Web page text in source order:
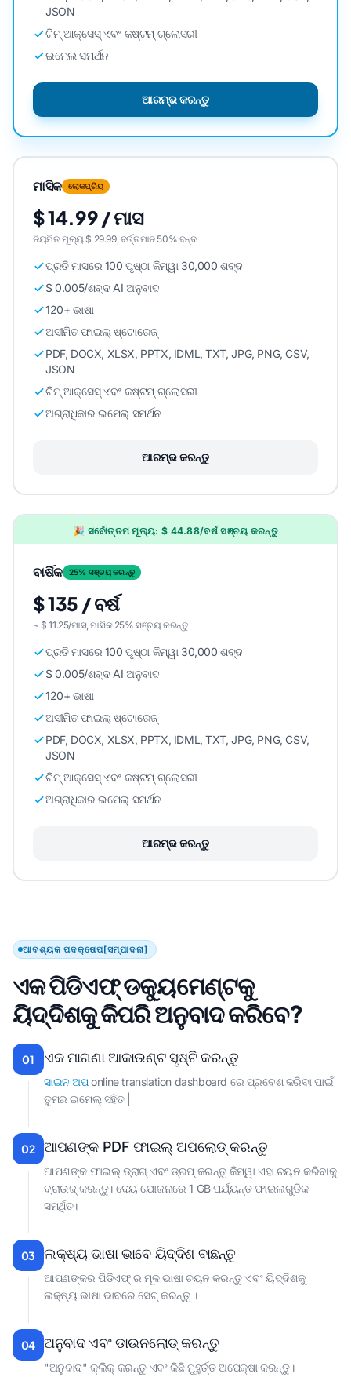
JSON
ଟିମ୍ ଆକ୍ସେସ୍ ଏବଂ କଷ୍ଟମ୍ ଗ୍ଲୋସରୀ
ଇମେଲ ସମର୍ଥନ
ଆରମ୍ଭ କରନ୍ତୁ
ମାସିକ ଲୋକପ୍ରିୟ
$ 14.99 / ମାସ
ନିୟମିତ ମୂଲ୍ୟ $ 29.99, ବର୍ତ୍ତମାନ 50% ବନ୍ଦ
ପ୍ରତି ମାସରେ 100 ପୃଷ୍ଠା କିମ୍ୱା 30,000 ଶବ୍ଦ
$ 0.005/ଶବ୍ଦ AI ଅନୁବାଦ
120+ ଭାଷା
ଅସୀମିତ ଫାଇଲ୍ ଷ୍ଟୋରେଜ୍
PDF, DOCX, XLSX, PPTX, IDML, TXT, JPG, PNG, CSV,
JSON
ଟିମ୍ ଆକ୍ସେସ୍ ଏବଂ କଷ୍ଟମ୍ ଗ୍ଲୋସରୀ
ଅଗ୍ରାଧିକାର ଇମେଲ୍ ସମର୍ଥନ
ଆରମ୍ଭ କରନ୍ତୁ
🎉 ସର୍ବୋତ୍ତମ ମୂଲ୍ୟ: $ 44.88/ବର୍ଷ ସଞ୍ଚୟ କରନ୍ତୁ
ବାର୍ଷିକ 25% ସଞ୍ଚୟ କରନ୍ତୁ
$ 135 / ବର୍ଷ
~ $ 11.25/ମାସ, ମାସିକ 25% ସଞ୍ଚୟ କରନ୍ତୁ
ପ୍ରତି ମାସରେ 100 ପୃଷ୍ଠା କିମ୍ୱା 30,000 ଶବ୍ଦ
$ 0.005/ଶବ୍ଦ AI ଅନୁବାଦ
120+ ଭାଷା
ଅସୀମିତ ଫାଇଲ୍ ଷ୍ଟୋରେଜ୍
PDF, DOCX, XLSX, PPTX, IDML, TXT, JPG, PNG, CSV,
JSON
ଟିମ୍ ଆକ୍ସେସ୍ ଏବଂ କଷ୍ଟମ୍ ଗ୍ଲୋସରୀ
ଅଗ୍ରାଧିକାର ଇମେଲ୍ ସମର୍ଥନ
ଆରମ୍ଭ କରନ୍ତୁ
ଆବଶ୍ୟକ ପଦକ୍ଷେପ[ସମ୍ପାଦନା]
ଏକ ପିଡିଏଫ୍ ଡକ୍ୟୁମେଣ୍ଟକୁ
ୟିଦ୍ଦିଶକୁ କିପରି ଅନୁବାଦ କରିବେ?
01 ଏକ ମାଗଣା ଆକାଉଣ୍ଟ ସୃଷ୍ଟି କରନ୍ତୁ
ସାଇନ ଅପ online translation dashboard ରେ ପ୍ରବେଶ କରିବା ପାଇଁ
ତୁମର ଇମେଲ୍ ସହିତ |
02 ଆପଣଙ୍କ PDF ଫାଇଲ୍ ଅପଲୋଡ୍ କରନ୍ତୁ
ଆପଣଙ୍କ ଫାଇଲ୍ ଡ୍ରାଗ୍ ଏବଂ ଡ୍ରପ୍ କରନ୍ତୁ କିମ୍ୱା ଏହା ଚୟନ କରିବାକୁ
ବ୍ରାଉଜ୍ କରନ୍ତୁ। ଦେୟ ଯୋଜନାରେ 1 GB ପର୍ଯ୍ୟନ୍ତ ଫାଇଲଗୁଡିକ
ସମର୍ଥିତ।
03 ଲକ୍ଷ୍ୟ ଭାଷା ଭାବେ ୟିଦ୍ଦିଶ ବାଛନ୍ତୁ
ଆପଣଙ୍କର ପିଡିଏଫ୍ ର ମୂଳ ଭାଷା ଚୟନ କରନ୍ତୁ ଏବଂ ୟିଦ୍ଦିଶକୁ
ଲକ୍ଷ୍ୟ ଭାଷା ଭାବରେ ସେଟ୍ କରନ୍ତୁ ।
04 ଅନୁବାଦ ଏବଂ ଡାଉନଲୋଡ୍ କରନ୍ତୁ
"ଅନୁବାଦ" କ୍ଲିକ୍ କରନ୍ତୁ ଏବଂ କିଛି ମୁହୁର୍ତ୍ତ ଅପେକ୍ଷା କରନ୍ତୁ।